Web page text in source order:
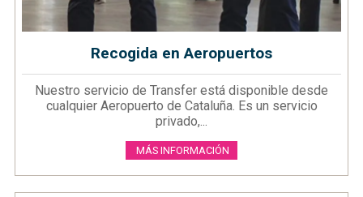
Recogida en Aeropuertos
Nuestro servicio de Transfer está disponible desde
cualquier Aeropuerto de Cataluña. Es un servicio
privado,...
MÁS INFORMACIÓN